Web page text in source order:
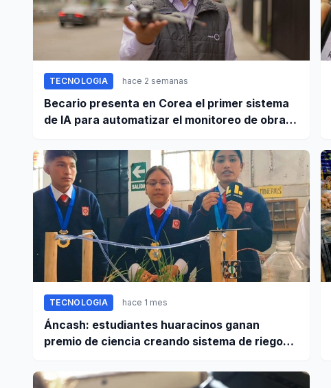
TECNOLOGIA hace 2 semanas
Becario presenta en Corea el primer sistema
de IA para automatizar el monitoreo de obras
TECNOLOGIA hace 1 mes
Áncash: estudiantes huaracinos ganan
premio de ciencia creando sistema de riego